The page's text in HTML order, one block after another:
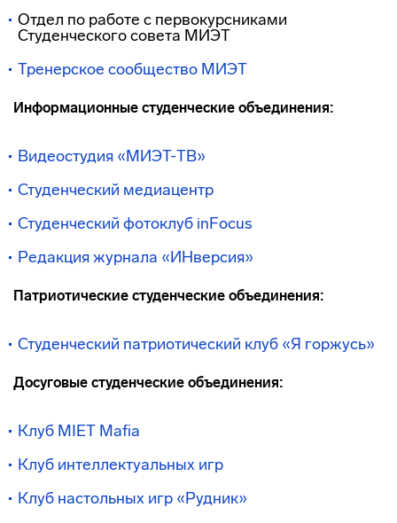
Отдел по работе с первокурсниками
Студенческого совета МИЭТ
Тренерское сообщество МИЭТ
Информационные студенческие объединения:
Видеостудия «МИЭТ-ТВ»
Студенческий медиацентр
Студенческий фотоклуб inFocus
Редакция журнала «ИНверсия»
Патриотические студенческие объединения:
Студенческий патриотический клуб «Я горжусь»
Досуговые студенческие объединения:
Клуб MIET Mafia
Клуб интеллектуальных игр
Клуб настольных игр «Рудник»